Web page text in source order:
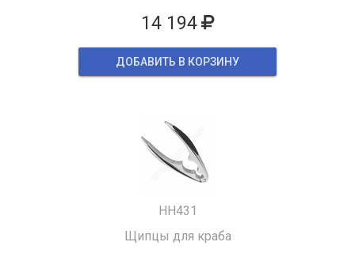
14 194
ДОБАВИТЬ В КОРЗИНУ
HH431
Щипцы для краба